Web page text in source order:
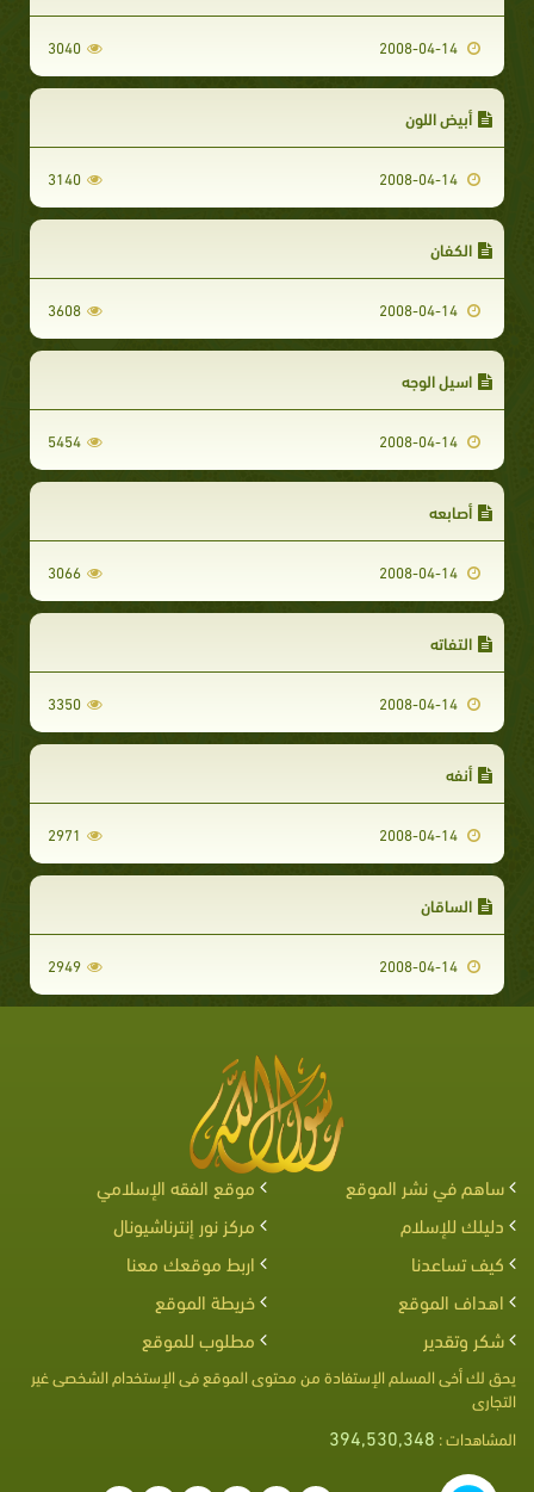
3040
أبيض اللون
3140
الكفان
3608
اسيل الوجه
5454
أصابعه
3066
التفاته
3350
أنفه
2971
الساقان
2949
ساهم في نشر الموقع
موقع الفقه الإسلامي
دليلك للإسلام
مركز نور إنترناشيونال
كيف تساعدنا
اربط موقعك معنا
اهداف الموقع
خريطة الموقع
شكر وتقدير
مطلوب للموقع
يحق لك أخى المسلم الإستفادة من محتوى الموقع فى الإستخدام الشخصى غير
التجارى
المشاهدات : 394,530,348